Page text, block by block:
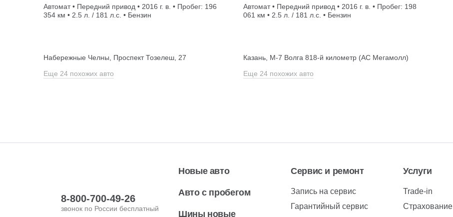
Автомат • Передний привод • 2016 г. в. • Пробег: 196
354 км • 2.5 л. / 181 л.с. • Бензин
Набережные Челны, Проспект Тозелеш, 27
Еще 24 похожих авто
Автомат • Передний привод • 2016 г. в. • Пробег: 198
061 км • 2.5 л. / 181 л.с. • Бензин
Казань, М-7 Волга 818-й километр (АС Мегамолл)
Еще 24 похожих авто
8-800-700-49-26
звонок по России бесплатный
Новые авто
Авто с пробегом
Шины новые
Сервис и ремонт
Запись на сервис
Гарантийный сервис
Услуги
Trade-in
Страхование